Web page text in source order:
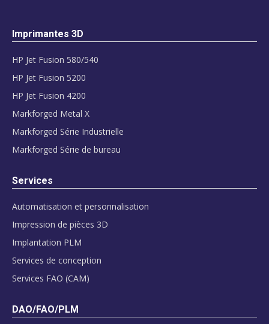
Imprimantes 3D
HP Jet Fusion 580/540
HP Jet Fusion 5200
HP Jet Fusion 4200
Markforged Metal X
Markforged Série Industrielle
Markforged Série de bureau
Services
Automatisation et personnalisation
Impression de pièces 3D
Implantation PLM
Services de conception
Services FAO (CAM)
DAO/FAO/PLM